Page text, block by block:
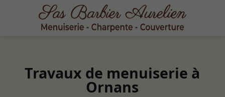
Travaux de menuiserie à
Ornans